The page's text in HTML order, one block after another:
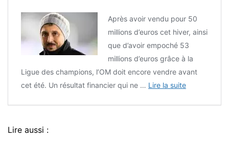
Après avoir vendu pour 50
millions d’euros cet hiver, ainsi
que d’avoir empoché 53
millions d’euros grâce à la
Ligue des champions, l’OM doit encore vendre avant
cet été. Un résultat financier qui ne … Lire la suite
Lire aussi :